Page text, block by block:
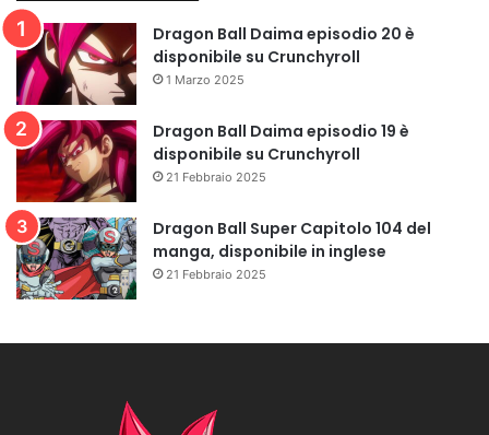
Dragon Ball Daima episodio 20 è
disponibile su Crunchyroll
1 Marzo 2025
Dragon Ball Daima episodio 19 è
disponibile su Crunchyroll
21 Febbraio 2025
Dragon Ball Super Capitolo 104 del
manga, disponibile in inglese
21 Febbraio 2025